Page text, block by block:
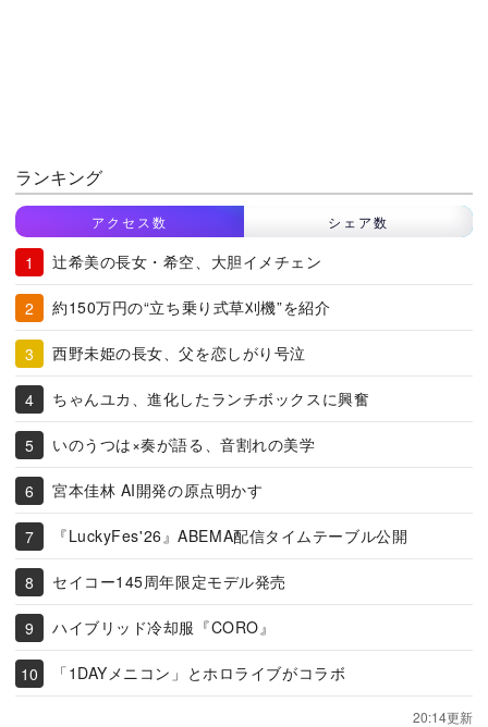
ランキング
アクセス数 シェア数
辻希美の長女・希空、大胆イメチェン
約150万円の“立ち乗り式草刈機”を紹介
西野未姫の長女、父を恋しがり号泣
ちゃんユカ、進化したランチボックスに興奮
いのうつは×奏が語る、音割れの美学
宮本佳林 AI開発の原点明かす
『LuckyFes'26』ABEMA配信タイムテーブル公開
セイコー145周年限定モデル発売
ハイブリッド冷却服『CORO』
「1DAYメニコン」とホロライブがコラボ
20:14更新